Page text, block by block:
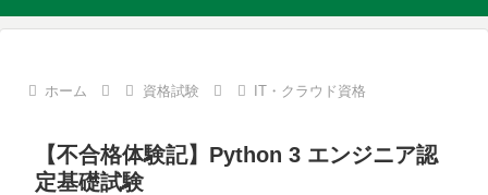
ホーム 資格試験 IT・クラウド資格
【不合格体験記】Python 3 エンジニア認
定基礎試験